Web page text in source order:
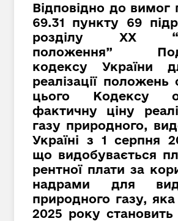
Відповідно до вимог
69.31 пункту 69
розділу XX
положення”
кодексу України
реалізації положень
цього Кодексу
фактичну ціну
газу природного,
Україні з 1 серпня
що видобувається
рентної плати за
надрами для
природного газу, яка
2025 року становить